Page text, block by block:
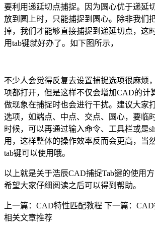
要利用递延切点捕捉。因为圆心优于递延
放到圆上时，只能捕捉到圆心。除非我们
掉，我们才能够直接捕捉到递延切点，这
用tab键就好办了。如下图所示，
不少人会觉得反复去设置捕捉选项很麻烦
项都打开，但是这样不仅会增加CAD的计
做现象在捕捉时也会进行干扰。建议大家
选项，如端点、中点、交点、圆心，要临
时候，可以再通过输入命令、工具栏或是
用，这样整体的操作效率反而会更高，当
tab键可以使用哦。
以上就是关于浩辰CAD捕捉Tab键的使用
希望大家仔细阅读之后可以得到帮助。
上一篇：CAD特性匹配教程 下一篇：CAD
相关文章推荐